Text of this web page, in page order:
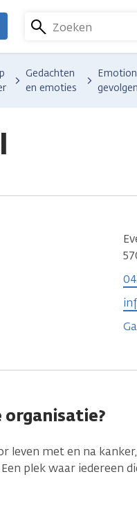
Zoeken
Gedachten
en emoties
gevolgen
leven met en na
plek waar iedereen